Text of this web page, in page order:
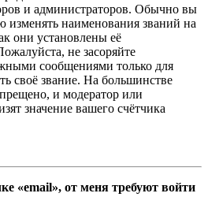
и администраторов. Обычно вы
изменять наименования званий на
они установлены её
не засоряйте
сообщениями только для
своё звание. На большинстве
и модератор или
значение вашего счётчика
«email», от меня требуют войти